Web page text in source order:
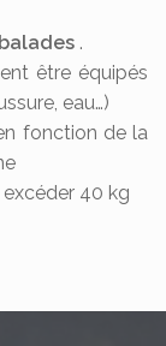
.
être équipés
eau…)
fonction de la
40 kg